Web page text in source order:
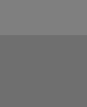
Pierścionek
topazem